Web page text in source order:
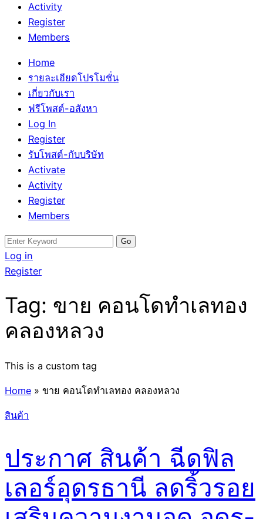
Activity
Register
Members
Home
รายละเอียดโปรโมชั่น
เกี่ยวกับเรา
ฟรีโพสต์-อสังหา
Log In
Register
รับโพสต์-กับบริษัท
Activate
Activity
Register
Members
Search
for:
Log in
Register
Tag: ขาย คอนโดทำเลทอง
คลองหลวง
This is a custom tag
Home » ขาย คอนโดทำเลทอง คลองหลวง
สินค้า
ประกาศ สินค้า ฉีดฟิล
เลอร์อุดรธานี ลดริ้วรอย